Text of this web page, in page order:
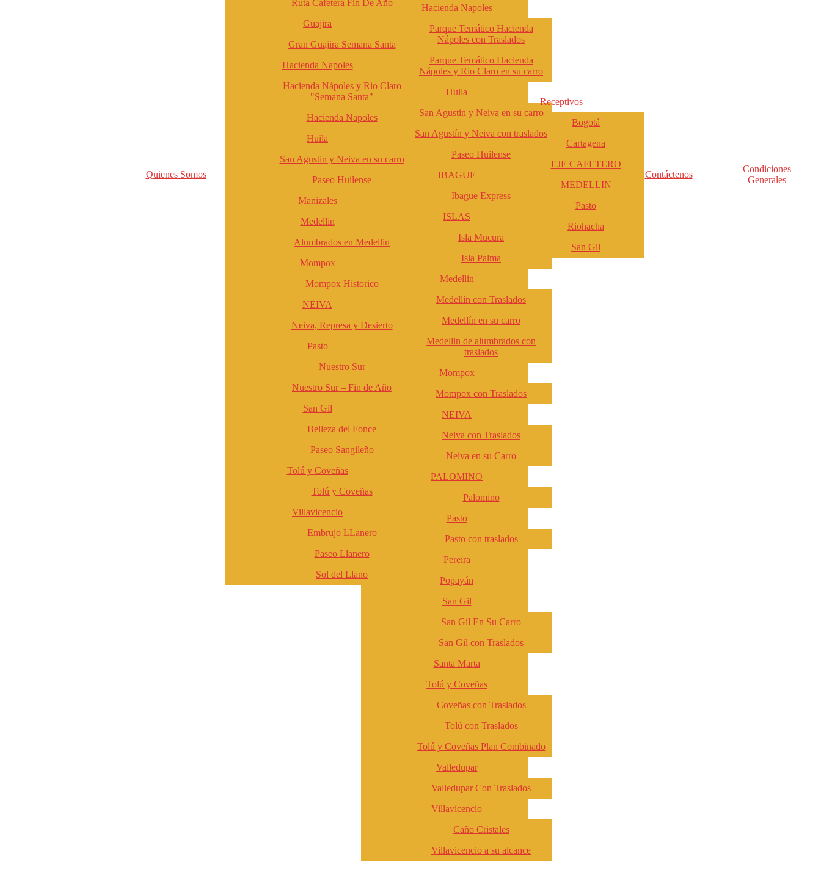
Quienes Somos
Ruta Cafetera Fin De Año
Guajira
Gran Guajira Semana Santa
Hacienda Napoles
Hacienda Nápoles y Rio Claro
"Semana Santa"
Hacienda Napoles
Huila
San Agustin y Neiva en su carro
Paseo Huilense
Manizales
Medellin
Alumbrados en Medellin
Mompox
Mompox Historico
NEIVA
Neiva, Represa y Desierto
Pasto
Nuestro Sur
Nuestro Sur – Fin de Año
San Gil
Belleza del Fonce
Paseo Sangileño
Tolú y Coveñas
Tolú y Coveñas
Villavicencio
Embrujo LLanero
Paseo Llanero
Sol del Llano
Hacienda Napoles
Parque Temático Hacienda
Nápoles con Traslados
Parque Temático Hacienda
Nápoles y Rio Claro en su carro
Huila
San Agustin y Neiva en su carro
San Agustín y Neiva con traslados
Paseo Huilense
IBAGUE
Ibague Express
ISLAS
Isla Mucura
Isla Palma
Medellin
Medellín con Traslados
Medellín en su carro
Medellin de alumbrados con
traslados
Mompox
Mompox con Traslados
NEIVA
Neiva con Traslados
Neiva en su Carro
PALOMINO
Palomino
Pasto
Pasto con traslados
Pereira
Popayán
San Gil
San Gil En Su Carro
San Gil con Traslados
Santa Marta
Tolú y Coveñas
Coveñas con Traslados
Tolú con Traslados
Tolú y Coveñas Plan Combinado
Valledupar
Valledupar Con Traslados
Villavicencio
Caño Cristales
Villavicencio a su alcance
Receptivos
Bogotá
Cartagena
EJE CAFETERO
MEDELLIN
Pasto
Riohacha
San Gil
Contáctenos
Condiciones
Generales